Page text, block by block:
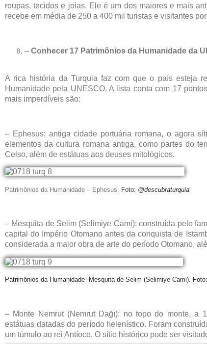
roupas, tecidos e joias. Ele é um dos maiores e mais
recebe em média de 250 a 400 mil turistas e visitantes
– Conhecer 17 Patrimônios da Humanidade da
A rica história da Turquia faz com que o país esteja
Humanidade pela UNESCO. A lista conta com 17
mais imperdíveis são:
– Ephesus: antiga cidade portuária romana, o agora
elementos da cultura romana antiga, como partes do
Celso, além de estátuas aos deuses mitológicos.
Patrimônios da Humanidade – Ephesus. Foto: @descubraturquia
– Mesquita de Selim (Selimiye Cami): construída pelo
capital do Império Otomano antes da conquista de
considerada a maior obra de arte do período Otomano,
Patrimônios da Humanidade -Mesquita de Selim (Selimiye Cami). Foto:
– Monte Nemrut (Nemrut Dağı): no topo do monte, a
estátuas datadas do período helenístico. Foram
um túmulo ao rei Antíoco. O sítio histórico pode ser